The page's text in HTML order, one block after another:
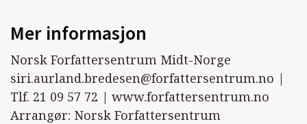
Mer informasjon
Norsk Forfattersentrum Midt-Norge
siri.aurland.bredesen@forfattersentrum.no |
Tlf. 21 09 57 72 | www.forfattersentrum.no
Arrangør: Norsk Forfattersentrum